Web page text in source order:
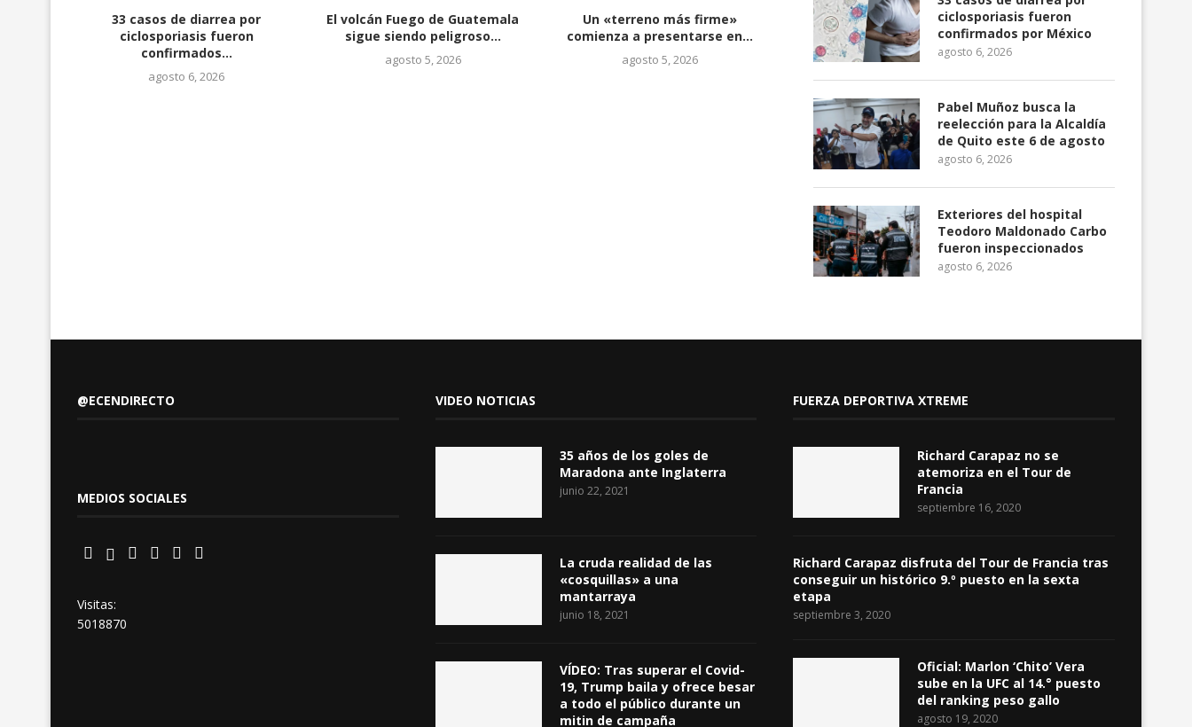
33 casos de diarrea por
ciclosporiasis fueron
confirmados...
agosto 6, 2026
El volcán Fuego de Guatemala
sigue siendo peligroso...
agosto 5, 2026
Un «terreno más firme»
comienza a presentarse en...
agosto 5, 2026
ciclosporiasis fueron
confirmados por México
agosto 6, 2026
Pabel Muñoz busca la
reelección para la Alcaldía
de Quito este 6 de agosto
agosto 6, 2026
Exteriores del hospital
Teodoro Maldonado Carbo
fueron inspeccionados
agosto 6, 2026
@ECENDIRECTO
MEDIOS SOCIALES
Visitas:
5018870
VIDEO NOTICIAS
35 años de los goles de
Maradona ante Inglaterra
junio 22, 2021
La cruda realidad de las
«cosquillas» a una
mantarraya
junio 18, 2021
VÍDEO: Tras superar el Covid-
19, Trump baila y ofrece besar
a todo el público durante un
mitin de campaña
FUERZA DEPORTIVA XTREME
Richard Carapaz no se
atemoriza en el Tour de
Francia
septiembre 16, 2020
Richard Carapaz disfruta del Tour de Francia tras
conseguir un histórico 9.º puesto en la sexta
etapa
septiembre 3, 2020
Oficial: Marlon ‘Chito’ Vera
sube en la UFC al 14.° puesto
del ranking peso gallo
agosto 19, 2020